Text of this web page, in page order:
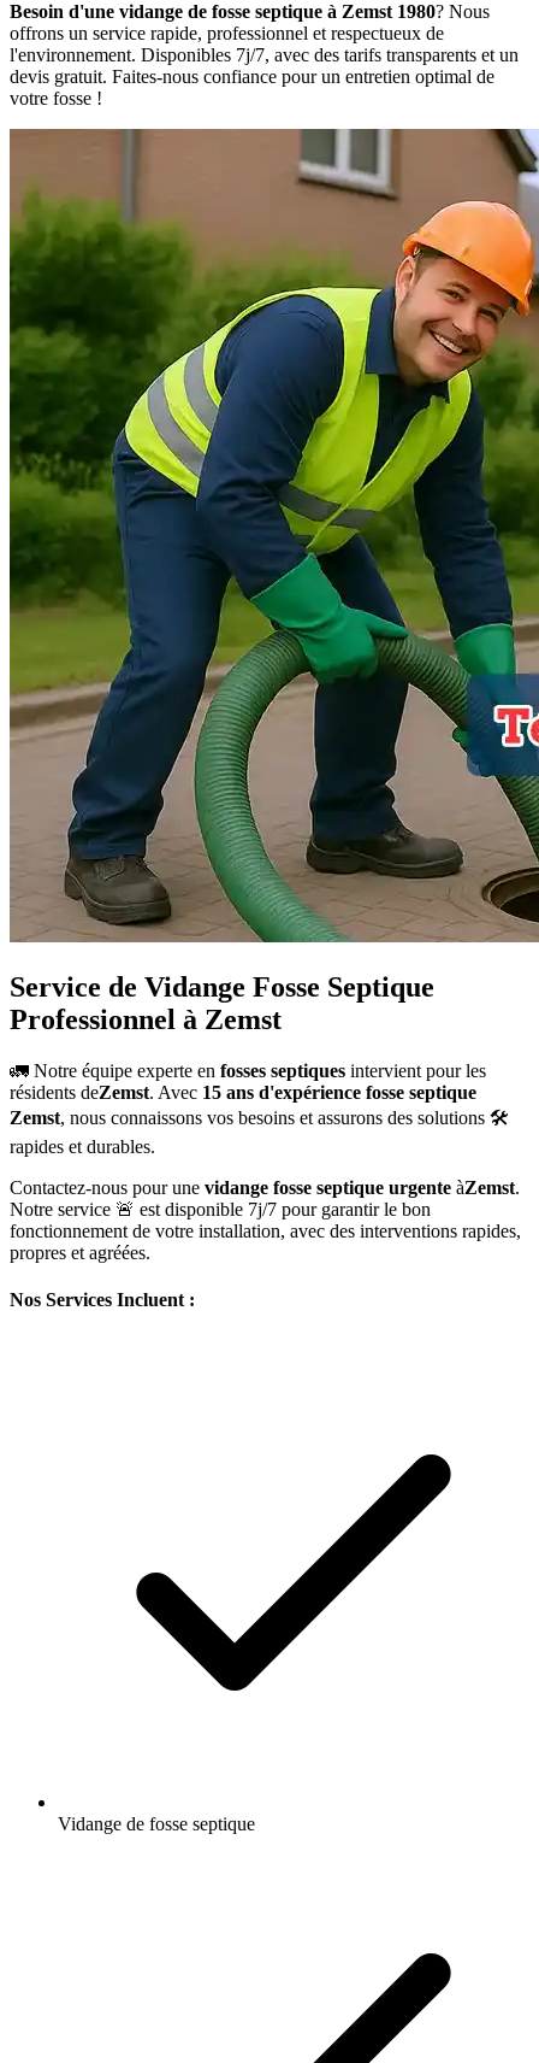
Besoin d'une vidange de fosse septique à Zemst 1980? Nous
offrons un service rapide, professionnel et respectueux de
l'environnement. Disponibles 7j/7, avec des tarifs transparents et un
devis gratuit. Faites-nous confiance pour un entretien optimal de
votre fosse !
Service de Vidange Fosse Septique
Professionnel à Zemst
🚛 Notre équipe experte en fosses septiques intervient pour les
résidents deZemst. Avec 15 ans d'expérience fosse septique
Zemst, nous connaissons vos besoins et assurons des solutions 🛠️
rapides et durables.
Contactez-nous pour une vidange fosse septique urgente àZemst.
Notre service 🚨 est disponible 7j/7 pour garantir le bon
fonctionnement de votre installation, avec des interventions rapides,
propres et agréées.
Nos Services Incluent :
Vidange de fosse septique